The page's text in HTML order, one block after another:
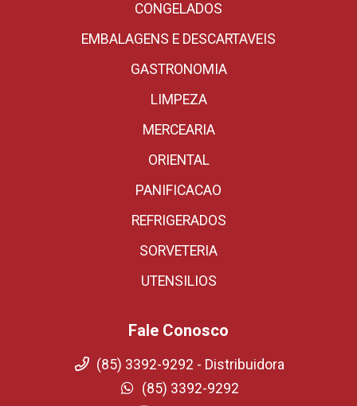
CONGELADOS
EMBALAGENS E DESCARTAVEIS
GASTRONOMIA
LIMPEZA
MERCEARIA
ORIENTAL
PANIFICACAO
REFRIGERADOS
SORVETERIA
UTENSILIOS
Fale Conosco
(85) 3392-9292 - Distribuidora
(85) 3392-9292